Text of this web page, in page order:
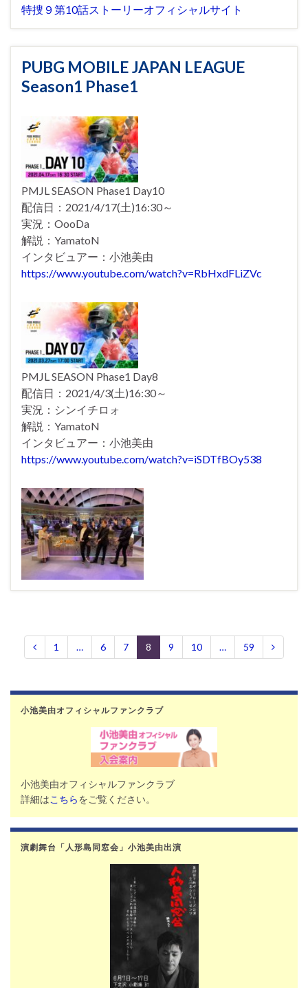
特捜９第10話ストーリーオフィシャルサイト
PUBG MOBILE JAPAN LEAGUE
Season1 Phase1
PMJL SEASON Phase1 Day10
配信日：2021/4/17(土)16:30～
実況：OooDa
解説：YamatoN
インタビュアー：小池美由
https://www.youtube.com/watch?v=RbHxdFLiZVc
PMJL SEASON Phase1 Day8
配信日：2021/4/3(土)16:30～
実況：シンイチロォ
解説：YamatoN
インタビュアー：小池美由
https://www.youtube.com/watch?v=iSDTfBOy538
1 … 6 7 8 9 10 … 59
小池美由オフィシャルファンクラブ
小池美由オフィシャルファンクラブ
詳細はこちらをご覧ください。
演劇舞台「人形島同窓会」小池美由出演